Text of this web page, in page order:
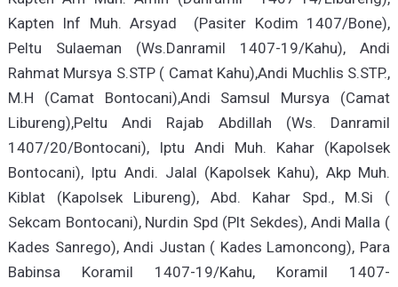
Kapten Inf Muh. Arsyad (Pasiter Kodim 1407/Bone),
Peltu Sulaeman (Ws.Danramil 1407-19/Kahu), Andi
Rahmat Mursya S.STP ( Camat Kahu),Andi Muchlis S.STP.,
M.H (Camat Bontocani),Andi Samsul Mursya (Camat
Libureng),Peltu Andi Rajab Abdillah (Ws. Danramil
1407/20/Bontocani), Iptu Andi Muh. Kahar (Kapolsek
Bontocani), Iptu Andi. Jalal (Kapolsek Kahu), Akp Muh.
Kiblat (Kapolsek Libureng), Abd. Kahar Spd., M.Si (
Sekcam Bontocani), Nurdin Spd (Plt Sekdes), Andi Malla (
Kades Sanrego), Andi Justan ( Kades Lamoncong), Para
Babinsa Koramil 1407-19/Kahu, Koramil 1407-